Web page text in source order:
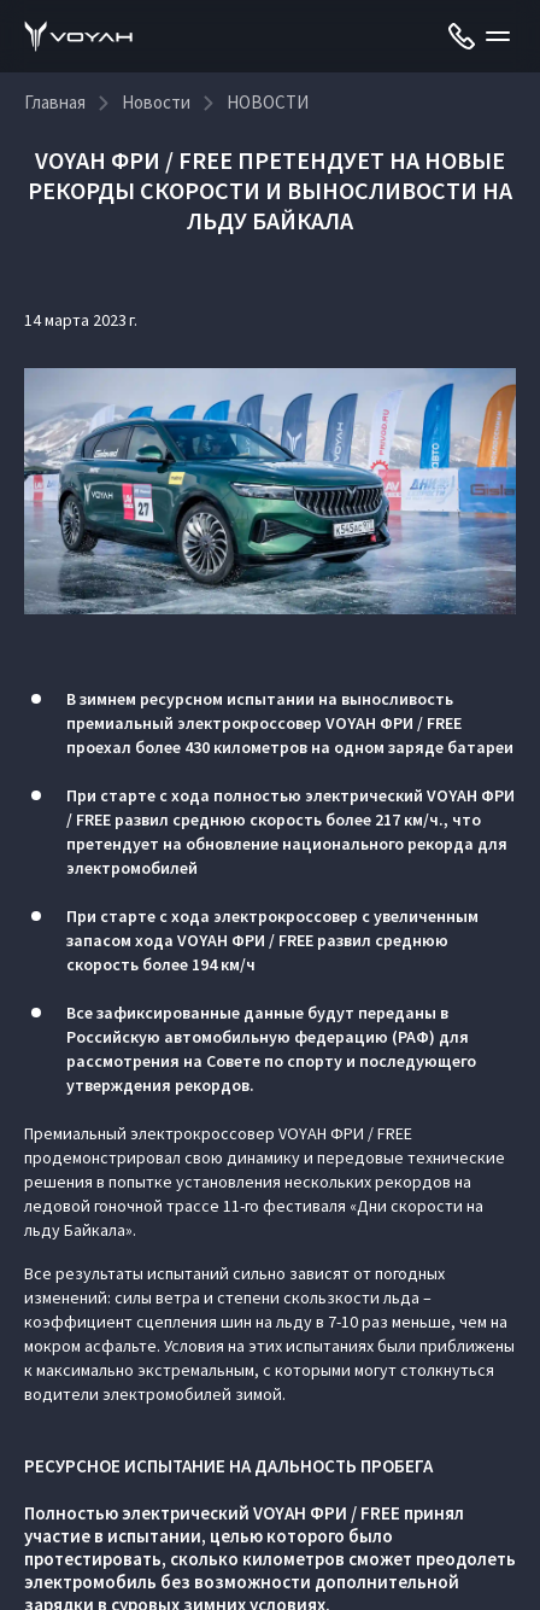
Главная Новости НОВОСТИ
VOYAH ФРИ / FREE ПРЕТЕНДУЕТ НА НОВЫЕ
РЕКОРДЫ СКОРОСТИ И ВЫНОСЛИВОСТИ НА
ЛЬДУ БАЙКАЛА
14 марта 2023 г.
В зимнем ресурсном испытании на выносливость
премиальный электрокроссовер VOYAH ФРИ / FREE
проехал более 430 километров на одном заряде батареи
При старте с хода полностью электрический VOYAH ФРИ
/ FREE развил среднюю скорость более 217 км/ч., что
претендует на обновление национального рекорда для
электромобилей
При старте с хода электрокроссовер с увеличенным
запасом хода VOYAH ФРИ / FREE развил среднюю
скорость более 194 км/ч
Все зафиксированные данные будут переданы в
Российскую автомобильную федерацию (РАФ) для
рассмотрения на Совете по спорту и последующего
утверждения рекордов.
Премиальный электрокроссовер VOYAH ФРИ / FREE
продемонстрировал свою динамику и передовые технические
решения в попытке установления нескольких рекордов на
ледовой гоночной трассе 11-го фестиваля «Дни скорости на
льду Байкала».
Все результаты испытаний сильно зависят от погодных
изменений: силы ветра и степени скользкости льда –
коэффициент сцепления шин на льду в 7-10 раз меньше, чем на
мокром асфальте. Условия на этих испытаниях были приближены
к максимально экстремальным, с которыми могут столкнуться
водители электромобилей зимой.
РЕСУРСНОЕ ИСПЫТАНИЕ НА ДАЛЬНОСТЬ ПРОБЕГА
Полностью электрический VOYAH ФРИ / FREE принял
участие в испытании, целью которого было
протестировать, сколько километров сможет преодолеть
электромобиль без возможности дополнительной
зарядки в суровых зимних условиях.